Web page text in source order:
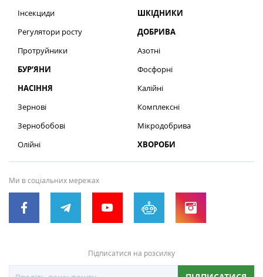
Інсекциди
Регулятори росту
Протруйники
БУР’ЯНИ
НАСІННЯ
Зернові
Зернобобові
Олійні
ШКІДНИКИ
ДОБРИВА
Азотні
Фосфорні
Калійні
Комплексні
Мікродобрива
ХВОРОБИ
Ми в соціальних мережах
Підписатися на розсилку